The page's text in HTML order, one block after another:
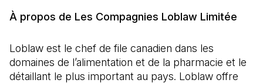
À propos de Les Compagnies Loblaw Limitée
Loblaw est le chef de file canadien dans les
domaines de l’alimentation et de la pharmacie et le
détaillant le plus important au pays. Loblaw offre